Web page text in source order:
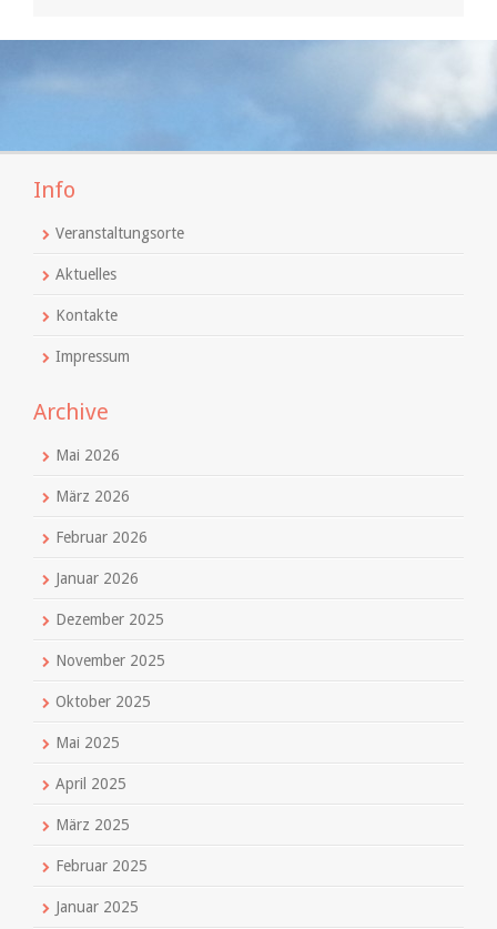
Info
Veranstaltungsorte
Aktuelles
Kontakte
Impressum
Archive
Mai 2026
März 2026
Februar 2026
Januar 2026
Dezember 2025
November 2025
Oktober 2025
Mai 2025
April 2025
März 2025
Februar 2025
Januar 2025